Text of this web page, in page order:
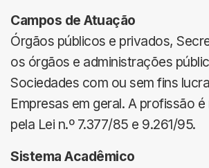
Campos de Atuação
Órgãos públicos e privados,
os órgãos e administrações
Sociedades com ou sem fins
Empresas em geral. A profissão
pela Lei n.º 7.377/85 e 9.261/95.
Sistema Acadêmico